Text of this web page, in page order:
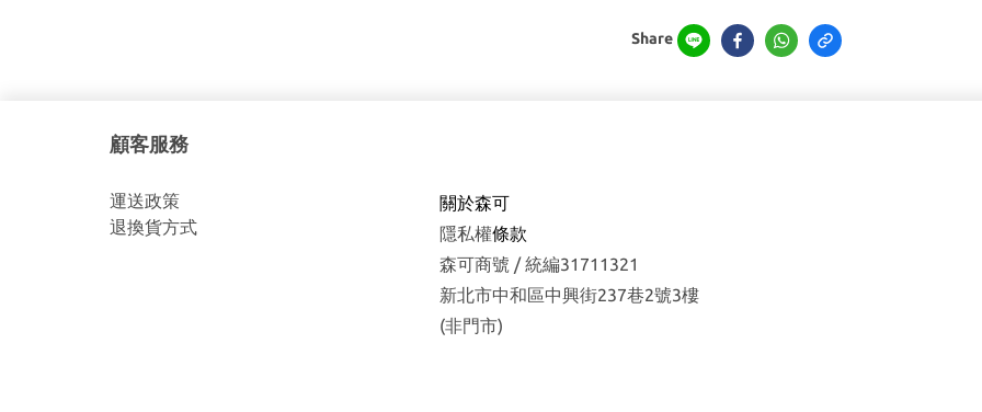
Share
顧客服務
運送政策
退換貨方式
關於森可
隱私權條款
森可商號 / 統編31711321
新北市中和區中興街237巷2號3樓
(非門市)